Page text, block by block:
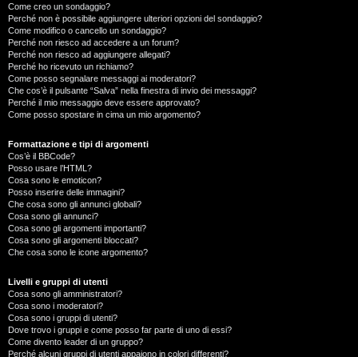
Come creo un sondaggio?
Perché non è possibile aggiungere ulteriori opzioni del sondaggio?
Come modifico o cancello un sondaggio?
Perché non riesco ad accedere a un forum?
Perché non riesco ad aggiungere allegati?
Perché ho ricevuto un richiamo?
Come posso segnalare messaggi ai moderatori?
Che cos’è il pulsante “Salva” nella finestra di invio dei messaggi?
Perché il mio messaggio deve essere approvato?
Come posso spostare in cima un mio argomento?
Formattazione e tipi di argomenti
Cos’è il BBCode?
Posso usare l’HTML?
Cosa sono le emoticon?
Posso inserire delle immagini?
Che cosa sono gli annunci globali?
Cosa sono gli annunci?
Cosa sono gli argomenti importanti?
Cosa sono gli argomenti bloccati?
Che cosa sono le icone argomento?
Livelli e gruppi di utenti
Cosa sono gli amministratori?
Cosa sono i moderatori?
Cosa sono i gruppi di utenti?
Dove trovo i gruppi e come posso far parte di uno di essi?
Come divento leader di un gruppo?
Perché alcuni gruppi di utenti appaiono in colori differenti?